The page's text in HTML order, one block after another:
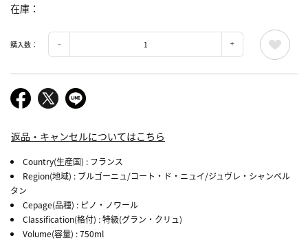
在庫
購入数：
返品・キャンセルについてはこちら
Country(生産国) : フランス
Region(地域) : ブルゴーニュ/コート・ド・ニュイ/ジュヴレ・シャンベル
タン
Cepage(品種) : ピノ・ノワール
Classification(格付) : 特級(グラン・クリュ)
Volume(容量) : 750ml